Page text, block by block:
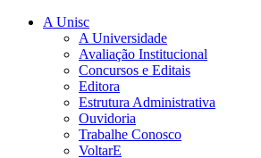
A Unisc
A Universidade
Avaliação Institucional
Concursos e Editais
Editora
Estrutura Administrativa
Ouvidoria
Trabalhe Conosco
VoltarE